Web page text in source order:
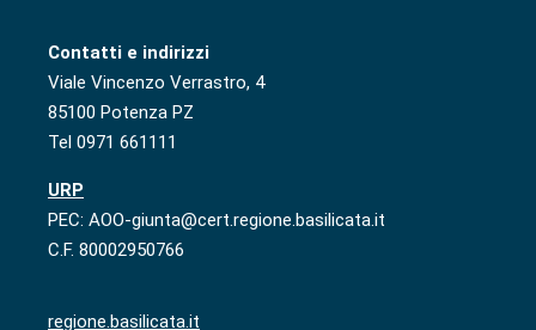
Contatti e indirizzi
Viale Vincenzo Verrastro, 4
85100 Potenza PZ
Tel 0971 661111
URP
PEC: AOO-giunta@cert.regione.basilicata.it
C.F. 80002950766
regione.basilicata.it